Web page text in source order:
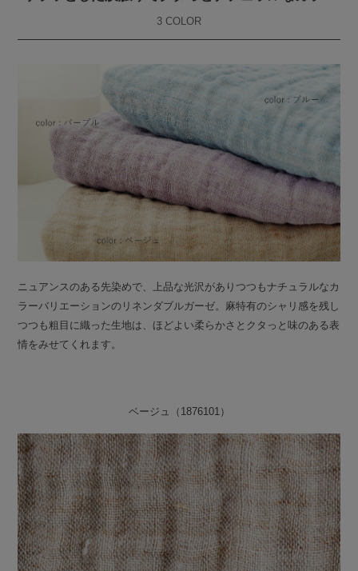
3 COLOR
ニュアンスのある先染めで、上品な光沢がありつつもナチュラルなカ
ラーバリエーションのリネンダブルガーゼ。麻特有のシャリ感を残し
つつも粗目に織った生地は、ほどよい柔らかさとクタっと味のある表
情をみせてくれます。
ベージュ（1876101）